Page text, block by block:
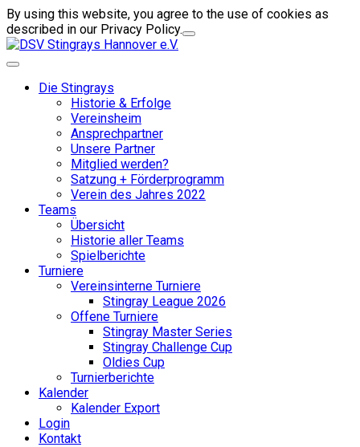
By using this website, you agree to the use of cookies as
described in our Privacy Policy.
Die Stingrays
Historie & Erfolge
Vereinsheim
Ansprechpartner
Unsere Partner
Mitglied werden?
Satzung + Förderprogramm
Verein des Jahres 2022
Teams
Übersicht
Historie aller Teams
Spielberichte
Turniere
Vereinsinterne Turniere
Stingray League 2026
Offene Turniere
Stingray Master Series
Stingray Challenge Cup
Oldies Cup
Turnierberichte
Kalender
Kalender Export
Login
Kontakt